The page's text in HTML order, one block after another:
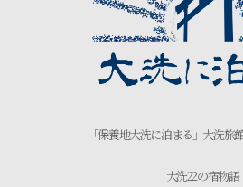
「保養地大洗に泊まる」大洗旅
大洗22の宿物語